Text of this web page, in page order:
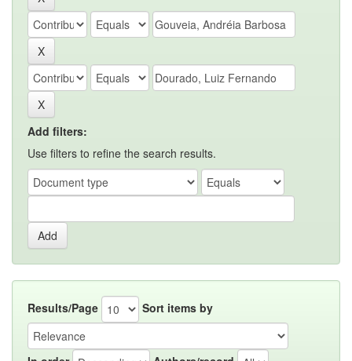
Add filters:
Use filters to refine the search results.
Results/Page Sort items by